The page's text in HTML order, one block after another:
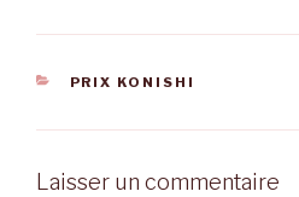
CATÉGORIES
PRIX KONISHI
Laisser un commentaire